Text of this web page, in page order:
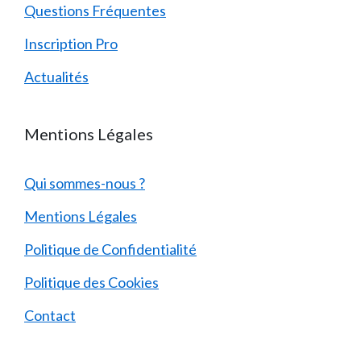
Questions Fréquentes
Inscription Pro
Actualités
Mentions Légales
Qui sommes-nous ?
Mentions Légales
Politique de Confidentialité
Politique des Cookies
Contact